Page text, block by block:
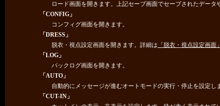
ロード画面を開きます。上記セーブ画面でセーブされたデー
「CONFIG」
コンフィグ画面を開きます。
「DRESS」
脱衣・視点設定画面を開きます。詳細は 「脱衣・視点設定画面
「LOG」
バックログ画面を開きます。
「AUTO」
自動的にメッセージが進むオートモードの実行・停止を設定
「CUT-IN」